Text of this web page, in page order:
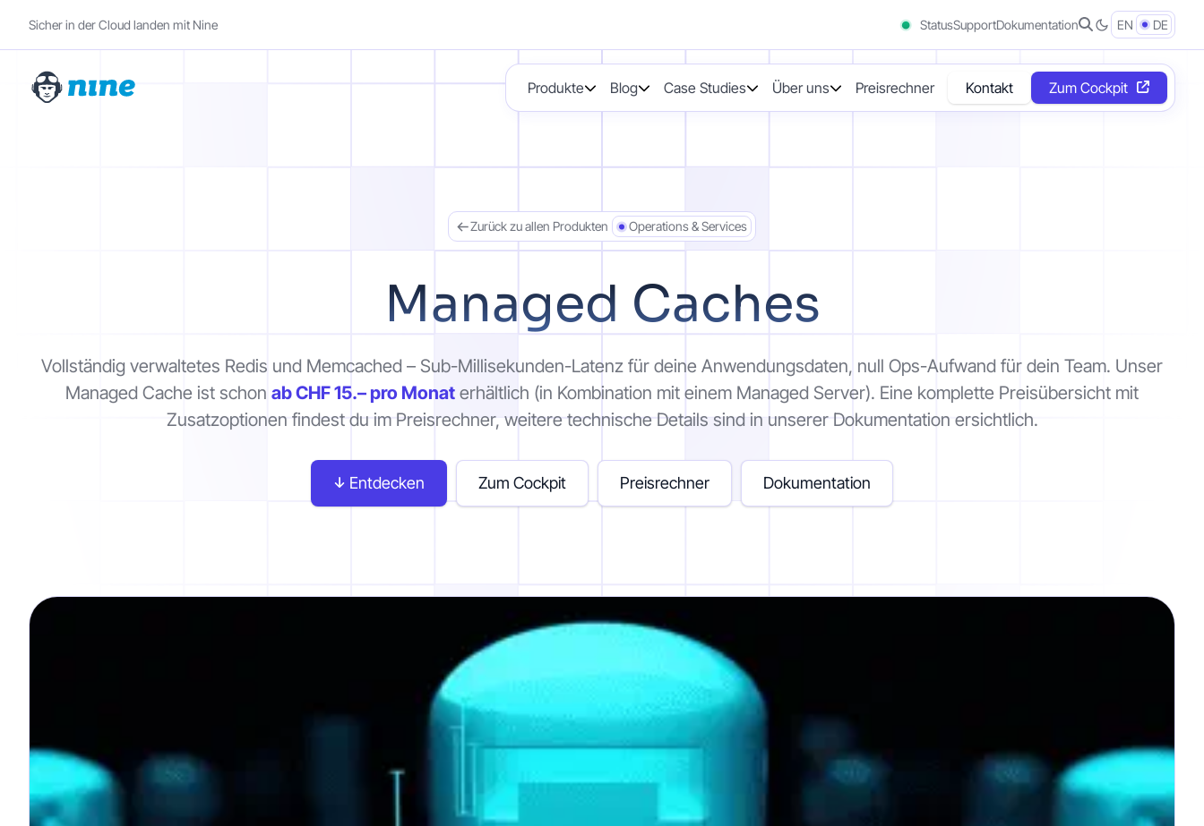
Sicher in der Cloud landen mit Nine StatusSupportDokumentation EN DE
Produkte Blog Case Studies Über uns Preisrechner Kontakt Zum Cockpit
Zurück zu allen Produkten Operations & Services
Managed Caches
Vollständig verwaltetes Redis und Memcached – Sub-Millisekunden-Latenz für deine Anwendungsdaten, null Ops-Aufwand für dein Team. Unser
Managed Cache ist schon ab CHF 15.– pro Monat erhältlich (in Kombination mit einem Managed Server). Eine komplette Preisübersicht mit
Zusatzoptionen findest du im Preisrechner, weitere technische Details sind in unserer Dokumentation ersichtlich.
Entdecken Zum Cockpit Preisrechner Dokumentation